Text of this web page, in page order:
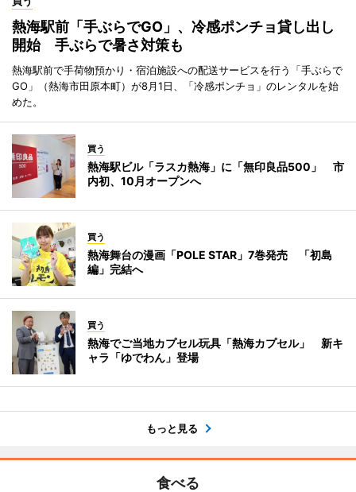
熱海駅前「手ぶらでGO」、冷感ポンチョ貸し出し
開始 手ぶらで暑さ対策も
熱海駅前で手荷物預かり・宿泊施設への配送サービスを行う「手ぶらで
GO」（熱海市田原本町）が8月1日、「冷感ポンチョ」のレンタルを始
めた。
買う
熱海駅ビル「ラスカ熱海」に「無印良品500」 市
内初、10月オープンへ
買う
熱海舞台の漫画「POLE STAR」7巻発売 「初島
編」完結へ
買う
熱海でご当地カプセル玩具「熱海カプセル」 新キ
ャラ「ゆでわん」登場
もっと見る
食べる